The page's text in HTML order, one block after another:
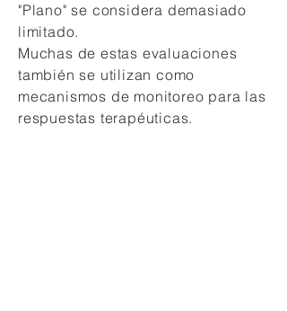
"Plano" se considera demasiado
limitado.
Muchas de estas evaluaciones
también se utilizan como
mecanismos de monitoreo para las
respuestas terapéuticas.